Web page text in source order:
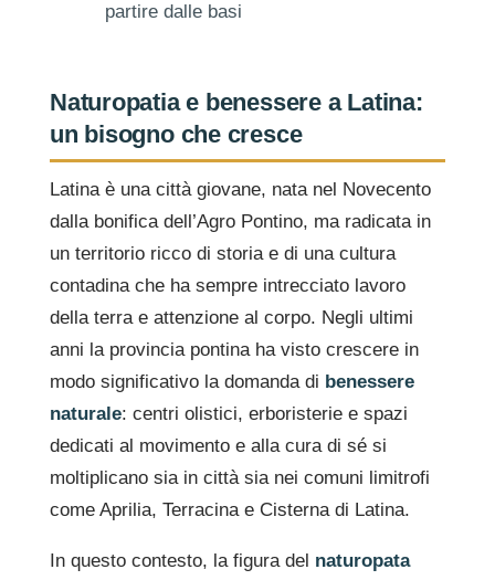
partire dalle basi
Naturopatia e benessere a Latina:
un bisogno che cresce
Latina è una città giovane, nata nel Novecento
dalla bonifica dell’Agro Pontino, ma radicata in
un territorio ricco di storia e di una cultura
contadina che ha sempre intrecciato lavoro
della terra e attenzione al corpo. Negli ultimi
anni la provincia pontina ha visto crescere in
modo significativo la domanda di benessere
naturale: centri olistici, erboristerie e spazi
dedicati al movimento e alla cura di sé si
moltiplicano sia in città sia nei comuni limitrofi
come Aprilia, Terracina e Cisterna di Latina.
In questo contesto, la figura del naturopata